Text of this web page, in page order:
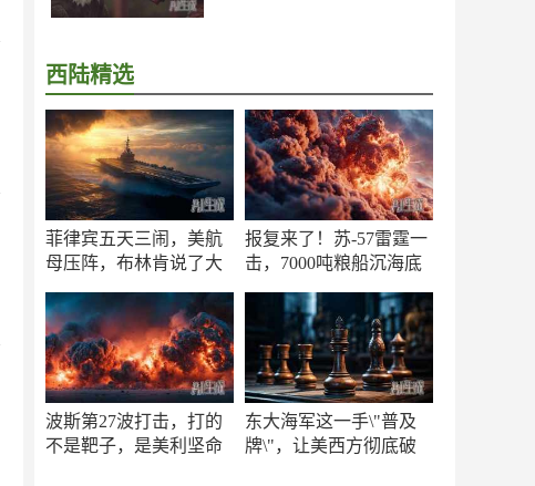
西陆精选
菲律宾五天三闹，美航
母压阵，布林肯说了大
报复来了！苏-57雷霆一
击，7000吨粮船沉海底
波斯第27波打击，打的
不是靶子，是美利坚命
东大海军这一手\"普及
牌\"，让美西方彻底破